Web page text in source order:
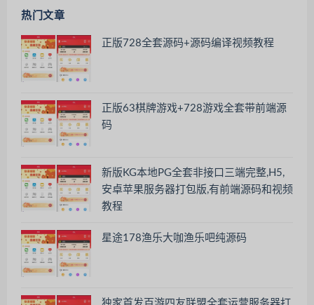
热门文章
正版728全套源码+源码编译视频教程
正版63棋牌游戏+728游戏全套带前端源
码
新版KG本地PG全套非接口三端完整,H5,
安卓苹果服务器打包版,有前端源码和视频
教程
星途178渔乐大咖渔乐吧纯源码